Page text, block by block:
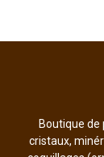
Boutique de
cristaux,